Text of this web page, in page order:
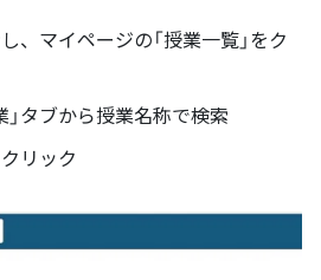
、マイページの「授業一覧」をク
」タブから授業名称で検索
リック